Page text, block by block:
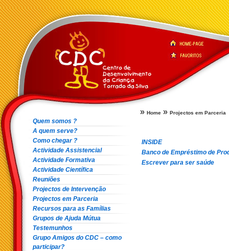
Quem somos ?
A quem serve?
Como chegar ?
Actividade Assistencial
Actividade Formativa
Actividade Científica
Reuniões
Projectos de Intervenção
Projectos em Parceria
Recursos para as Famílias
Grupos de Ajuda Mútua
Testemunhos
Grupo Amigos do CDC – como
participar?
» Home » Projectos em Parceria
INSIDE
Banco de Empréstimo de
Escrever para ser saúde